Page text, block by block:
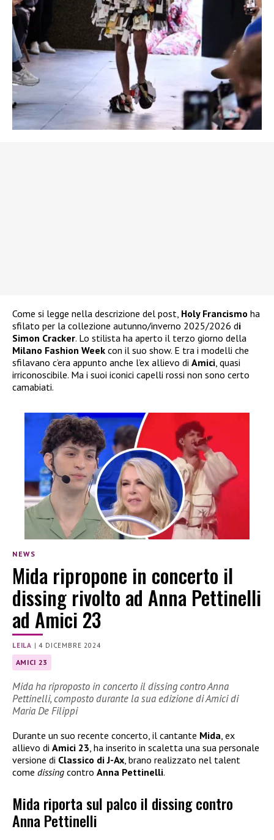
Come si legge nella descrizione del post, Holy Francismo ha
sfilato per la collezione autunno/inverno 2025/2026 di
Simon Cracker. Lo stilista ha aperto il terzo giorno della
Milano Fashion Week con il suo show. E tra i modelli che
sfilavano c’era appunto anche l’ex allievo di Amici, quasi
irriconoscibile. Ma i suoi iconici capelli rossi non sono certo
camabiati.
NEWS
Mida ripropone in concerto il
dissing rivolto ad Anna Pettinelli
ad Amici 23
LEILA |4 DICEMBRE 2024
AMICI 23
Mida ha riproposto in concerto il dissing contro Anna
Pettinelli, composto durante la sua edizione di Amici di
Maria De Filippi
Durante un suo recente concerto, il cantante Mida, ex
allievo di Amici 23, ha inserito in scaletta una sua personale
versione di Classico di J-Ax, brano realizzato nel talent
come dissing contro Anna Pettinelli.
Mida riporta sul palco il dissing contro
Anna Pettinelli